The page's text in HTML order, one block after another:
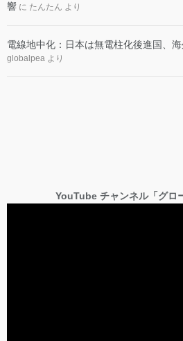
響 に たんたん より
電線地中化：日本は無電柱化後進国、
globalpea より
YouTube チャンネル「グロ